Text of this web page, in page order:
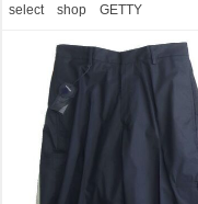
select shop GETTY